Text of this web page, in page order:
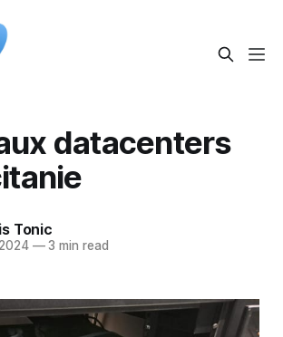
datacenters
Tonic
—3 min read